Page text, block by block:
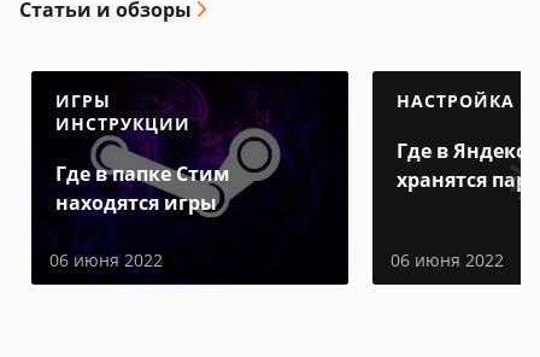
Статьи и обзоры
ИГРЫ
ИНСТРУКЦИИ
Где в папке Стим
находятся игры
06 июня 2022
НАСТРОЙКА
Где в Яндекс
хранятся
06 июня 2022